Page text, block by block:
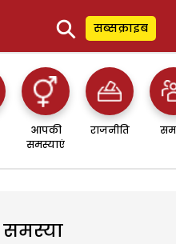
⚲ सब्सक्राइब
आपकी
समस्याएं
राजनीति